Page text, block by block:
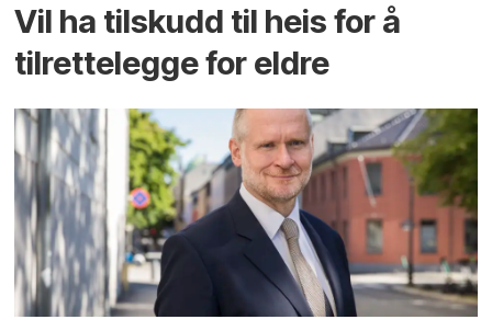
Vil ha tilskudd til heis for å
tilrettelegge for eldre